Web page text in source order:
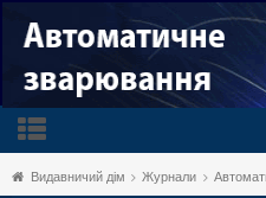
Видавничий дім Журнали